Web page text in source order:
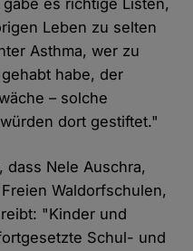
es richtige Listen,
Leben zu selten
Asthma, wer zu
habe, der
– solche
dort gestiftet."
dass Nele Auschra,
Waldorfschulen,
"Kinder und
Schul- und